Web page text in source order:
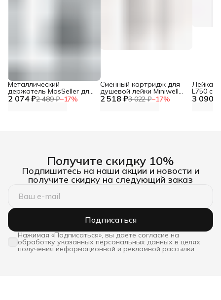
2 074 ₽2 489 ₽−17%
Металлический
держатель MosSeller для
смартфона с 2 518 ₽3 022 ₽−17%
Сменный картридж для
душевой лейки Miniwell
L750, угольный 3 090 ₽
Лейка
L750 со
Получите скидку 10%
Подпишитесь на наши акции и новости и
получите скидку на следующий заказ
Подписаться
Нажимая «Подписаться», вы даете согласие на
обработку указанных персональных данных в целях
получения информационной и рекламной рассылки